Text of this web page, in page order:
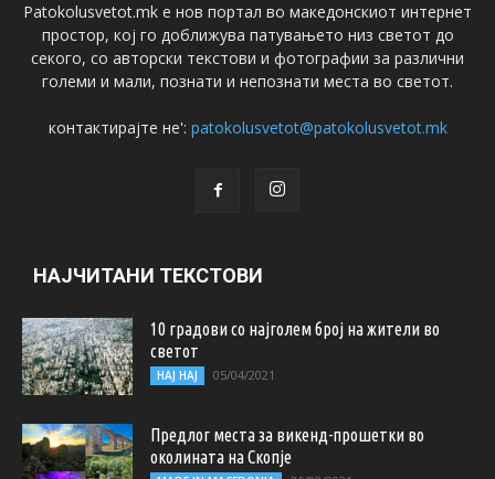
Patokolusvetot.mk е нов портал во македонскиот интернет
простор, кој го доближува патувањето низ светот до
секого, со авторски текстови и фотографии за различни
големи и мали, познати и непознати места во светот.
контактирајте не': patokolusvetot@patokolusvetot.mk
НАЈЧИТАНИ ТЕКСТОВИ
10 градови со најголем број на жители во
светот
НАЈ НАЈ 05/04/2021
Предлог места за викенд-прошетки во
околината на Скопје